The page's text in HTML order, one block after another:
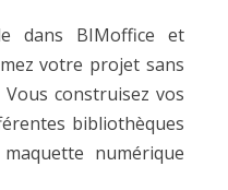
dans BIMoffice et
votre projet sans
Vous construisez vos
bibliothèques
numérique